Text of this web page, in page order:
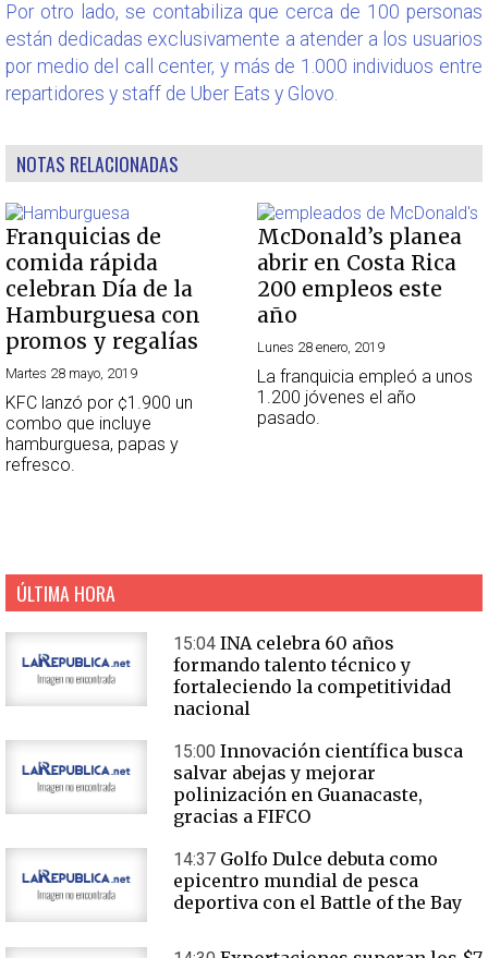
Por otro lado, se contabiliza que cerca de 100 personas
están dedicadas exclusivamente a atender a los usuarios
por medio del call center, y más de 1.000 individuos entre
repartidores y staff de Uber Eats y Glovo.
NOTAS RELACIONADAS
Franquicias de
comida rápida
celebran Día de la
Hamburguesa con
promos y regalías
Martes 28 mayo, 2019
KFC lanzó por ¢1.900 un
combo que incluye
hamburguesa, papas y
refresco.
McDonald’s planea
abrir en Costa Rica
200 empleos este
año
Lunes 28 enero, 2019
La franquicia empleó a unos
1.200 jóvenes el año
pasado.
ÚLTIMA HORA
15:04 INA celebra 60 años
formando talento técnico y
fortaleciendo la competitividad
nacional
15:00 Innovación científica busca
salvar abejas y mejorar
polinización en Guanacaste,
gracias a FIFCO
14:37 Golfo Dulce debuta como
epicentro mundial de pesca
deportiva con el Battle of the Bay